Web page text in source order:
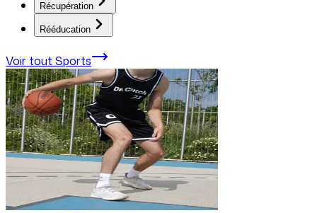
Récupération
Rééducation
Voir tout Sports